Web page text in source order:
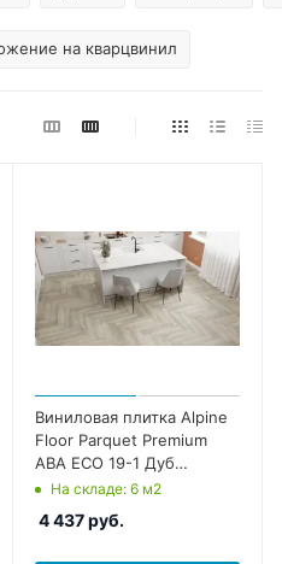
на кварцвинил
Виниловая плитка Alpine
Floor Parquet Premium
ABA ECO 19-1 Дуб
Фантазия
На складе: 6 м2
4 437руб.